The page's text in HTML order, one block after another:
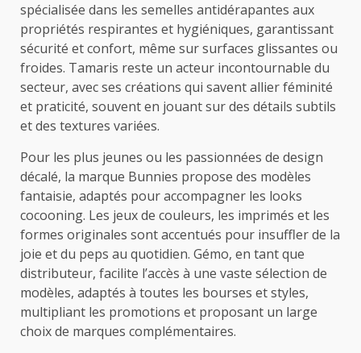
spécialisée dans les semelles antidérapantes aux
propriétés respirantes et hygiéniques, garantissant
sécurité et confort, même sur surfaces glissantes ou
froides. Tamaris reste un acteur incontournable du
secteur, avec ses créations qui savent allier féminité
et praticité, souvent en jouant sur des détails subtils
et des textures variées.
Pour les plus jeunes ou les passionnées de design
décalé, la marque Bunnies propose des modèles
fantaisie, adaptés pour accompagner les looks
cocooning. Les jeux de couleurs, les imprimés et les
formes originales sont accentués pour insuffler de la
joie et du peps au quotidien. Gémo, en tant que
distributeur, facilite l’accès à une vaste sélection de
modèles, adaptés à toutes les bourses et styles,
multipliant les promotions et proposant un large
choix de marques complémentaires.